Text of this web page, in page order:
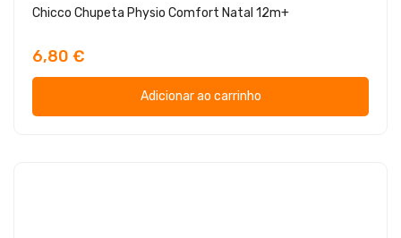
Chicco Chupeta Physio Comfort Natal 12m+
6,80 €
Adicionar ao carrinho